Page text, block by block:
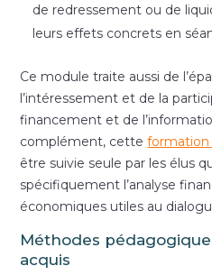
de redressement ou de
leurs effets concrets en
Ce module traite aussi de
l’intéressement et de la
financement et de
complément, cetteformation
être suivie seule par les élus
spécifiquement l’analyse
économiques utiles au
Méthodes
acquis